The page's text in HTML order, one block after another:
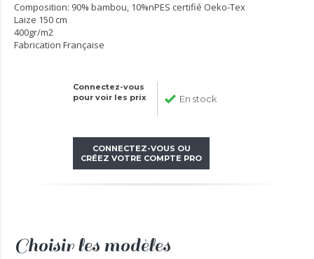
Composition: 90% bambou, 10%nPES certifié Oeko-Tex
Laize 150 cm
400gr/m2
Fabrication Française
Connectez-vous
pour voir les prix
En stock
CONNECTEZ-VOUS OU
CRÉEZ VOTRE COMPTE PRO
Choisir les modèles